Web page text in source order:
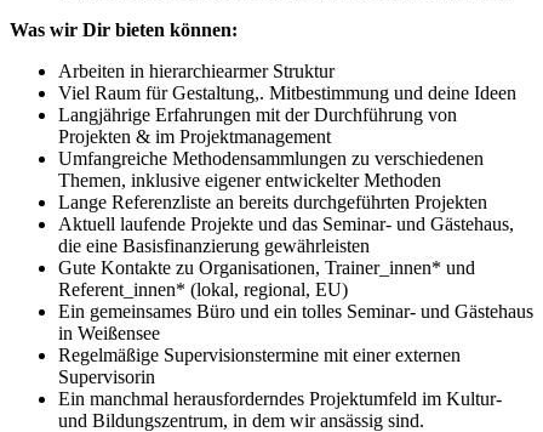
Was wir Dir bieten können:
Arbeiten in hierarchiearmer Struktur
Viel Raum für Gestaltung,. Mitbestimmung und deine Ideen
Langjährige Erfahrungen mit der Durchführung von
Projekten & im Projektmanagement
Umfangreiche Methodensammlungen zu verschiedenen
Themen, inklusive eigener entwickelter Methoden
Lange Referenzliste an bereits durchgeführten Projekten
Aktuell laufende Projekte und das Seminar- und Gästehaus,
die eine Basisfinanzierung gewährleisten
Gute Kontakte zu Organisationen, Trainer_innen* und
Referent_innen* (lokal, regional, EU)
Ein gemeinsames Büro und ein tolles Seminar- und Gästehaus
in Weißensee
Regelmäßige Supervisionstermine mit einer externen
Supervisorin
Ein manchmal herausforderndes Projektumfeld im Kultur-
und Bildungszentrum, in dem wir ansässig sind.